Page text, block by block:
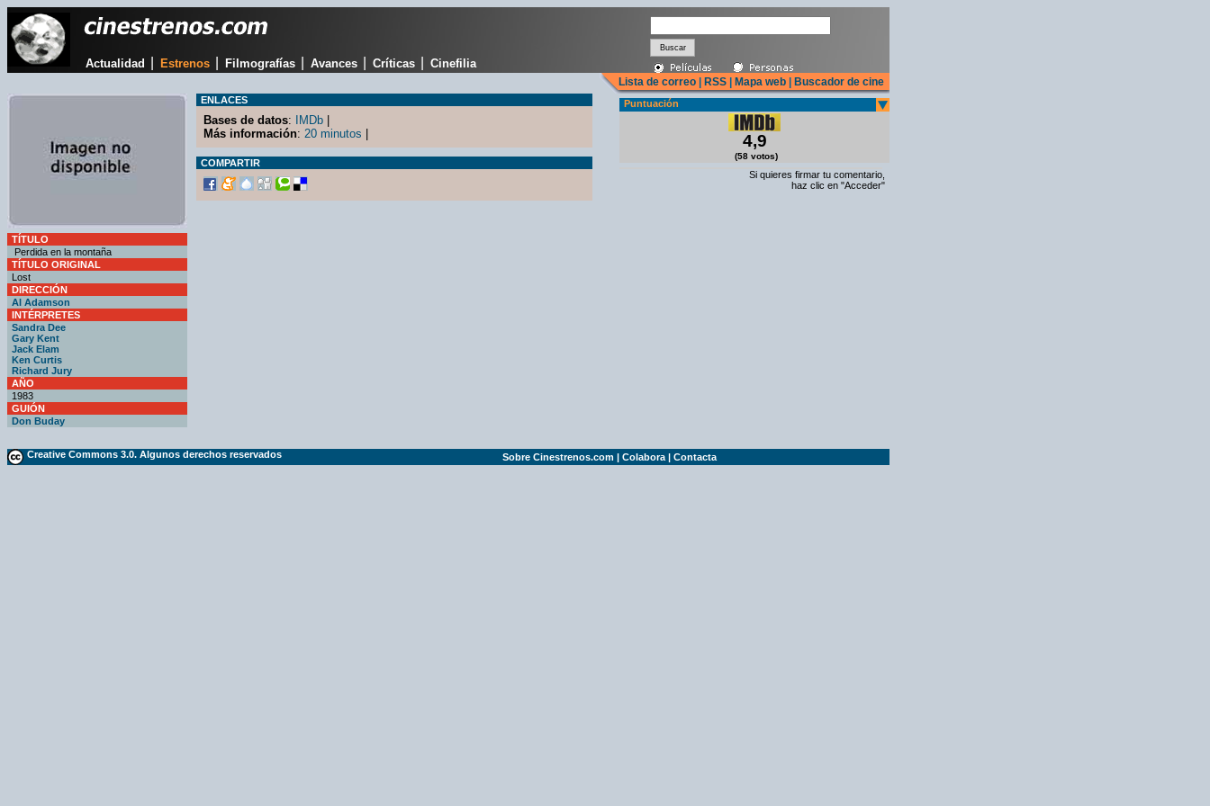
Actualidad Estrenos Filmografías Avances Críticas Cinefilia
Lista de correo RSS Mapa web Buscador de cine
TÍTULO
Perdida en la montaña
TÍTULO ORIGINAL
Lost
DIRECCIÓN
Al Adamson
INTÉRPRETES
Sandra Dee
Gary Kent
Jack Elam
Ken Curtis
Richard Jury
AÑO
1983
GUIÓN
Don Buday
ENLACES
Bases de datos: IMDb
Más información: 20 minutos
COMPARTIR
Puntuación
4,9
(58 votos)
Si quieres firmar tu comentario,
haz clic en "Acceder"
Creative Commons 3.0. Algunos derechos reservados Sobre Cinestrenos.com | Colabora | Contacta